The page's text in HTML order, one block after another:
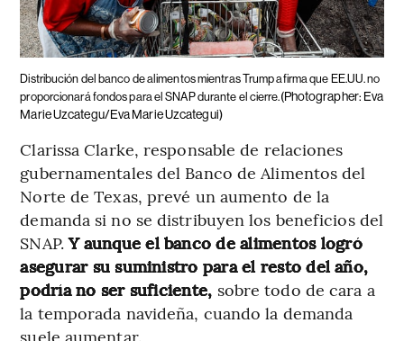
Distribución del banco de alimentos mientras Trump afirma que EE.UU. no
proporcionará fondos para el SNAP durante el cierre.(Photographer: Eva
Marie Uzcategu/Eva Marie Uzcategui)
Clarissa Clarke, responsable de relaciones
gubernamentales del Banco de Alimentos del
Norte de Texas, prevé un aumento de la
demanda si no se distribuyen los beneficios del
SNAP.Y aunque el banco de alimentos logró
asegurar su suministro para el resto del año,
podría no ser suficiente, sobre todo de cara a
la temporada navideña, cuando la demanda
suele aumentar.